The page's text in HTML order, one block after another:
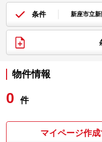
条件 新座市立
物件情報
0 件
マイページ作